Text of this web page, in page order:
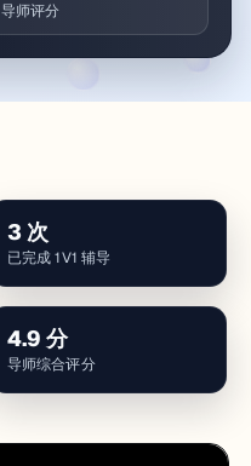
导师评分
3 次
已完成 1V1 辅导
4.9 分
导师综合评分